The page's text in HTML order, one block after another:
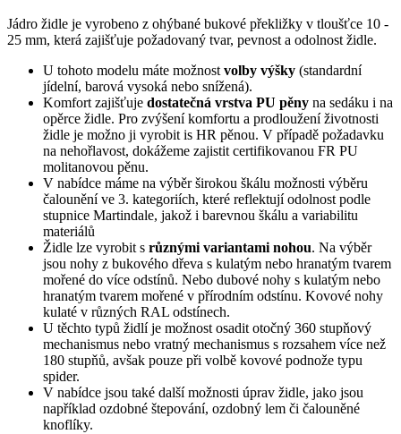
Jádro židle je vyrobeno z ohýbané bukové překližky v tloušťce 10 -
25 mm, která zajišťuje požadovaný tvar, pevnost a odolnost židle.
U tohoto modelu máte možnost volby výšky (standardní
jídelní, barová vysoká nebo snížená).
Komfort zajišťuje dostatečná vrstva PU pěny na sedáku i na
opěrce židle. Pro zvýšení komfortu a prodloužení životnosti
židle je možno ji vyrobit is HR pěnou. V případě požadavku
na nehořlavost, dokážeme zajistit certifikovanou FR PU
molitanovou pěnu.
V nabídce máme na výběr širokou škálu možnosti výběru
čalounění ve 3. kategoriích, které reflektují odolnost podle
stupnice Martindale, jakož i barevnou škálu a variabilitu
materiálů
Židle lze vyrobit s různými variantami nohou. Na výběr
jsou nohy z bukového dřeva s kulatým nebo hranatým tvarem
mořené do více odstínů. Nebo dubové nohy s kulatým nebo
hranatým tvarem mořené v přírodním odstínu. Kovové nohy
kulaté v různých RAL odstínech.
U těchto typů židlí je možnost osadit otočný 360 stupňový
mechanismus nebo vratný mechanismus s rozsahem více než
180 stupňů, avšak pouze při volbě kovové podnože typu
spider.
V nabídce jsou také další možnosti úprav židle, jako jsou
například ozdobné štepování, ozdobný lem či čalouněné
knoflíky.